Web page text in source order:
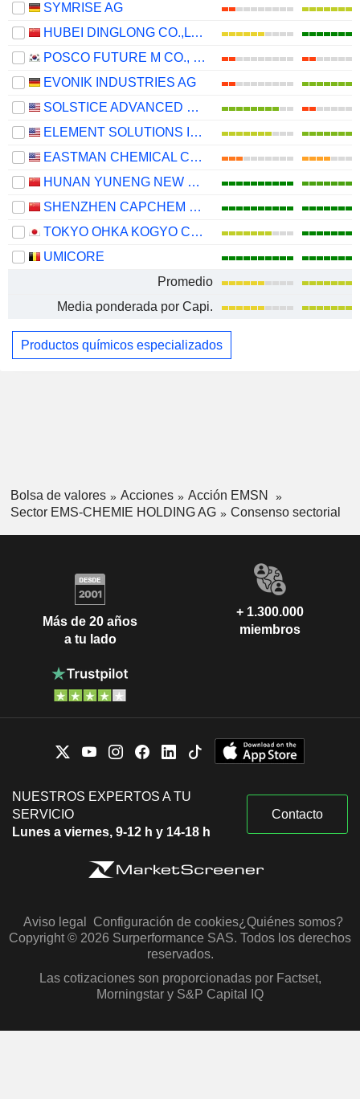
SYMRISE AG
HUBEI DINGLONG CO.,LTD.
POSCO FUTURE M CO., LTD.
EVONIK INDUSTRIES AG
SOLSTICE ADVANCED MATERIALS, INC.
ELEMENT SOLUTIONS INC
EASTMAN CHEMICAL COMPANY
HUNAN YUNENG NEW ENERGY BATTERY MATERIAL CO.,LTD.
SHENZHEN CAPCHEM TECHNOLOGY CO., LTD.
TOKYO OHKA KOGYO CO., LTD.
UMICORE
Promedio
Media ponderada por Capi.
Productos químicos especializados
Bolsa de valores Acciones
Acción EMSN
Sector EMS-CHEMIE HOLDING AG
Consenso sectorial
Más de 20 años
a tu lado
+ 1.300.000
miembros
NUESTROS EXPERTOS A TU
SERVICIO
Lunes a viernes, 9-12 h y 14-18 h
Contacto
Aviso legal Configuración de cookies¿Quiénes somos?
Copyright © 2026 Surperformance SAS. Todos los derechos
reservados.
Las cotizaciones son proporcionadas por Factset,
Morningstar y S&P Capital IQ